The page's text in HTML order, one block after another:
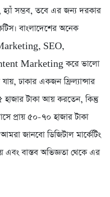
হ্যাঁ সম্ভব, তবে এর জন্য দরকার
বাংলাদেশের অনেক
Marketing, SEO,
Marketing করে ভালো
ঢাকার একজন ফ্রিল্যান্সার
টাকা আয় করতেন, কিন্তু
প্রায় ৫০-৭০ হাজার টাকা
জানবো ডিজিটাল মার্কেটিং
এবং বাস্তব অভিজ্ঞতা থেকে এর